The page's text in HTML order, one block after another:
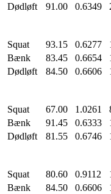
Dødløft 91.00 0.6349
Squat 93.15 0.6277
Bænk 83.45 0.6654
Dødløft 84.50 0.6606
Squat 67.00 1.0261
Bænk 91.45 0.6333
Dødløft 81.55 0.6746
Squat 80.60 0.9112
Bænk 84.50 0.6606